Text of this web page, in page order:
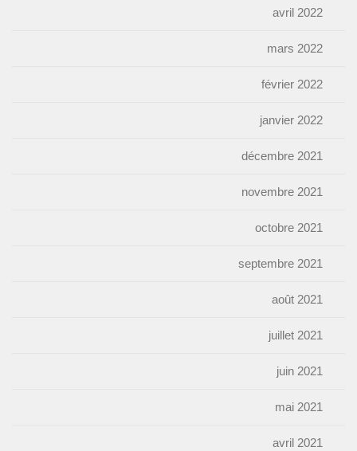
avril 2022
mars 2022
février 2022
janvier 2022
décembre 2021
novembre 2021
octobre 2021
septembre 2021
août 2021
juillet 2021
juin 2021
mai 2021
avril 2021